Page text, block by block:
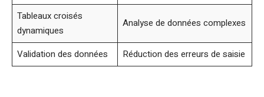
Tableaux croisés
dynamiques
Analyse de données complexes
Validation des données Réduction des erreurs de saisie